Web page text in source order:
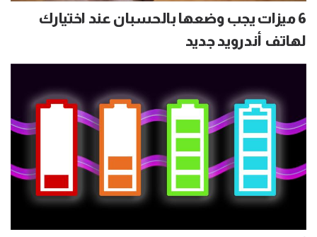
6 ميزات يجب وضعها بالحسبان عند اختيارك
لهاتف أندرويد جديد